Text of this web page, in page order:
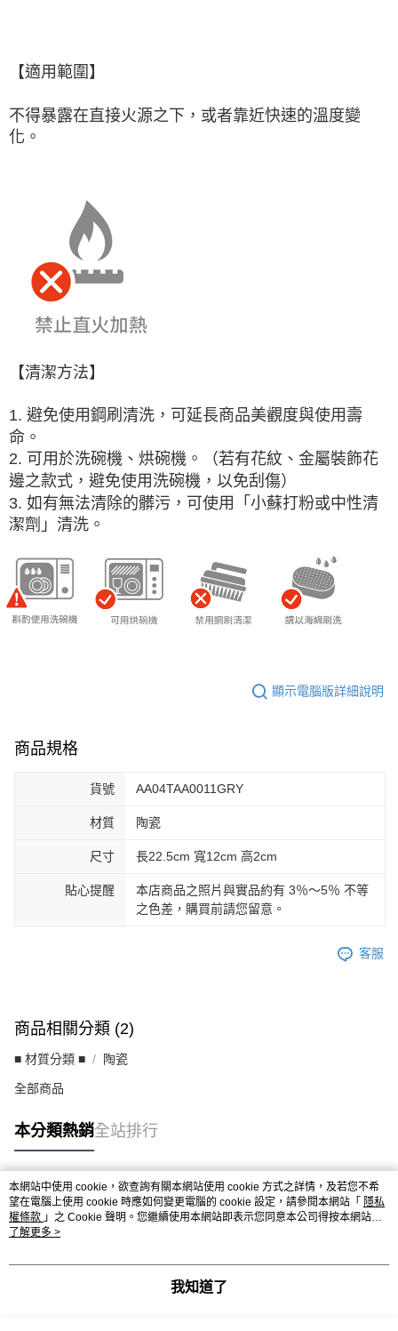
【適用範圍】
不得暴露在直接火源之下，或者靠近快速的溫度變
化。
【清潔方法】
1. 避免使用鋼刷清洗，可延長商品美觀度與使用壽
命。
2. 可用於洗碗機、烘碗機。（若有花紋、金屬裝飾花
邊之款式，避免使用洗碗機，以免刮傷）
3. 如有無法清除的髒污，可使用「小蘇打粉或中性清
潔劑」清洗。
顯示電腦版詳細說明
商品規格
貨號 AA04TAA0011GRY
材質 陶瓷
尺寸 長22.5cm 寬12cm 高2cm
貼心提醒
本店商品之照片與實品約有 3％～5％ 不等
之色差，購買前請您留意。
客服
商品相關分類 (2)
■ 材質分類 ■ 陶瓷
全部商品
本分類熱銷全站排行
熱門標籤
本網站中使用 cookie，欲查詢有關本網站使用 cookie 方式之詳情，及若您不希
望在電腦上使用 cookie 時應如何變更電腦的 cookie 設定，請參閱本網站「 隱私
權條款 」之 Cookie 聲明。您繼續使用本網站即表示您同意本公司得按本網站使
用條款之 Cookie 聲明使用 cookie。
了解更多 >
我知道了